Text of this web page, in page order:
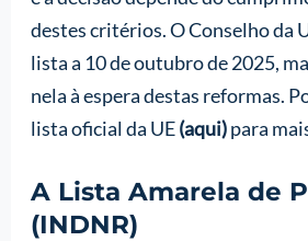
destes critérios. O Conselho da
lista a 10 de outubro de 2025,
nela à espera destas reformas.
lista oficial da UE(aqui)para
A Lista Amarela de
(INDNR)